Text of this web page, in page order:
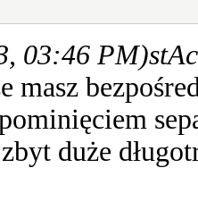
03:46 PM)
masz
duże